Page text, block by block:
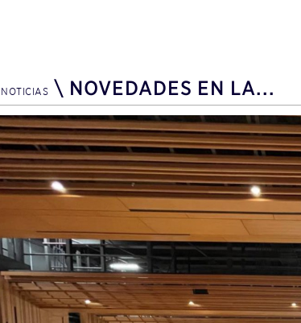
NOTICIAS \ NOVEDADES EN LA...